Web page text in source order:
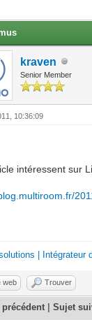
kraven
Senior Member
10:36:09
intéressent sur
| Intégrateur
web Trouver
|Sujet